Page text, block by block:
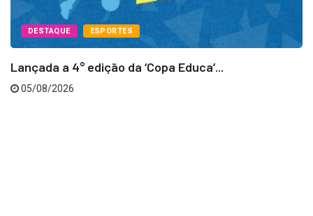
DESTAQUE ESPORTES
Lançada a 4° edição da ‘Copa Educa’...
05/08/2026